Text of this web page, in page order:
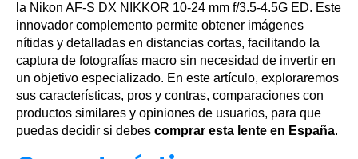
la Nikon AF-S DX NIKKOR 10-24 mm f/3.5-4.5G ED. Este
innovador complemento permite obtener imágenes
nítidas y detalladas en distancias cortas, facilitando la
captura de fotografías macro sin necesidad de invertir en
un objetivo especializado. En este artículo, exploraremos
sus características, pros y contras, comparaciones con
productos similares y opiniones de usuarios, para que
puedas decidir si debes comprar esta lente en España.